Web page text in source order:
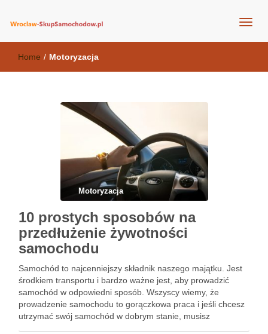
wroclaw-skupsamochodow.pl
Home / Motoryzacja
Motoryzacja
10 prostych sposobów na
przedłużenie żywotności
samochodu
Samochód to najcenniejszy składnik naszego majątku. Jest
środkiem transportu i bardzo ważne jest, aby prowadzić
samochód w odpowiedni sposób. Wszyscy wiemy, że
prowadzenie samochodu to gorączkowa praca i jeśli chcesz
utrzymać swój samochód w dobrym stanie, musisz